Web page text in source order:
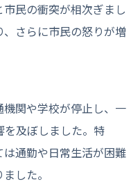
民の衝突が相次ぎまし
さらに市民の怒りが増
関や学校が停止し、一
及ぼしました。特
通勤や日常生活が困難
した。